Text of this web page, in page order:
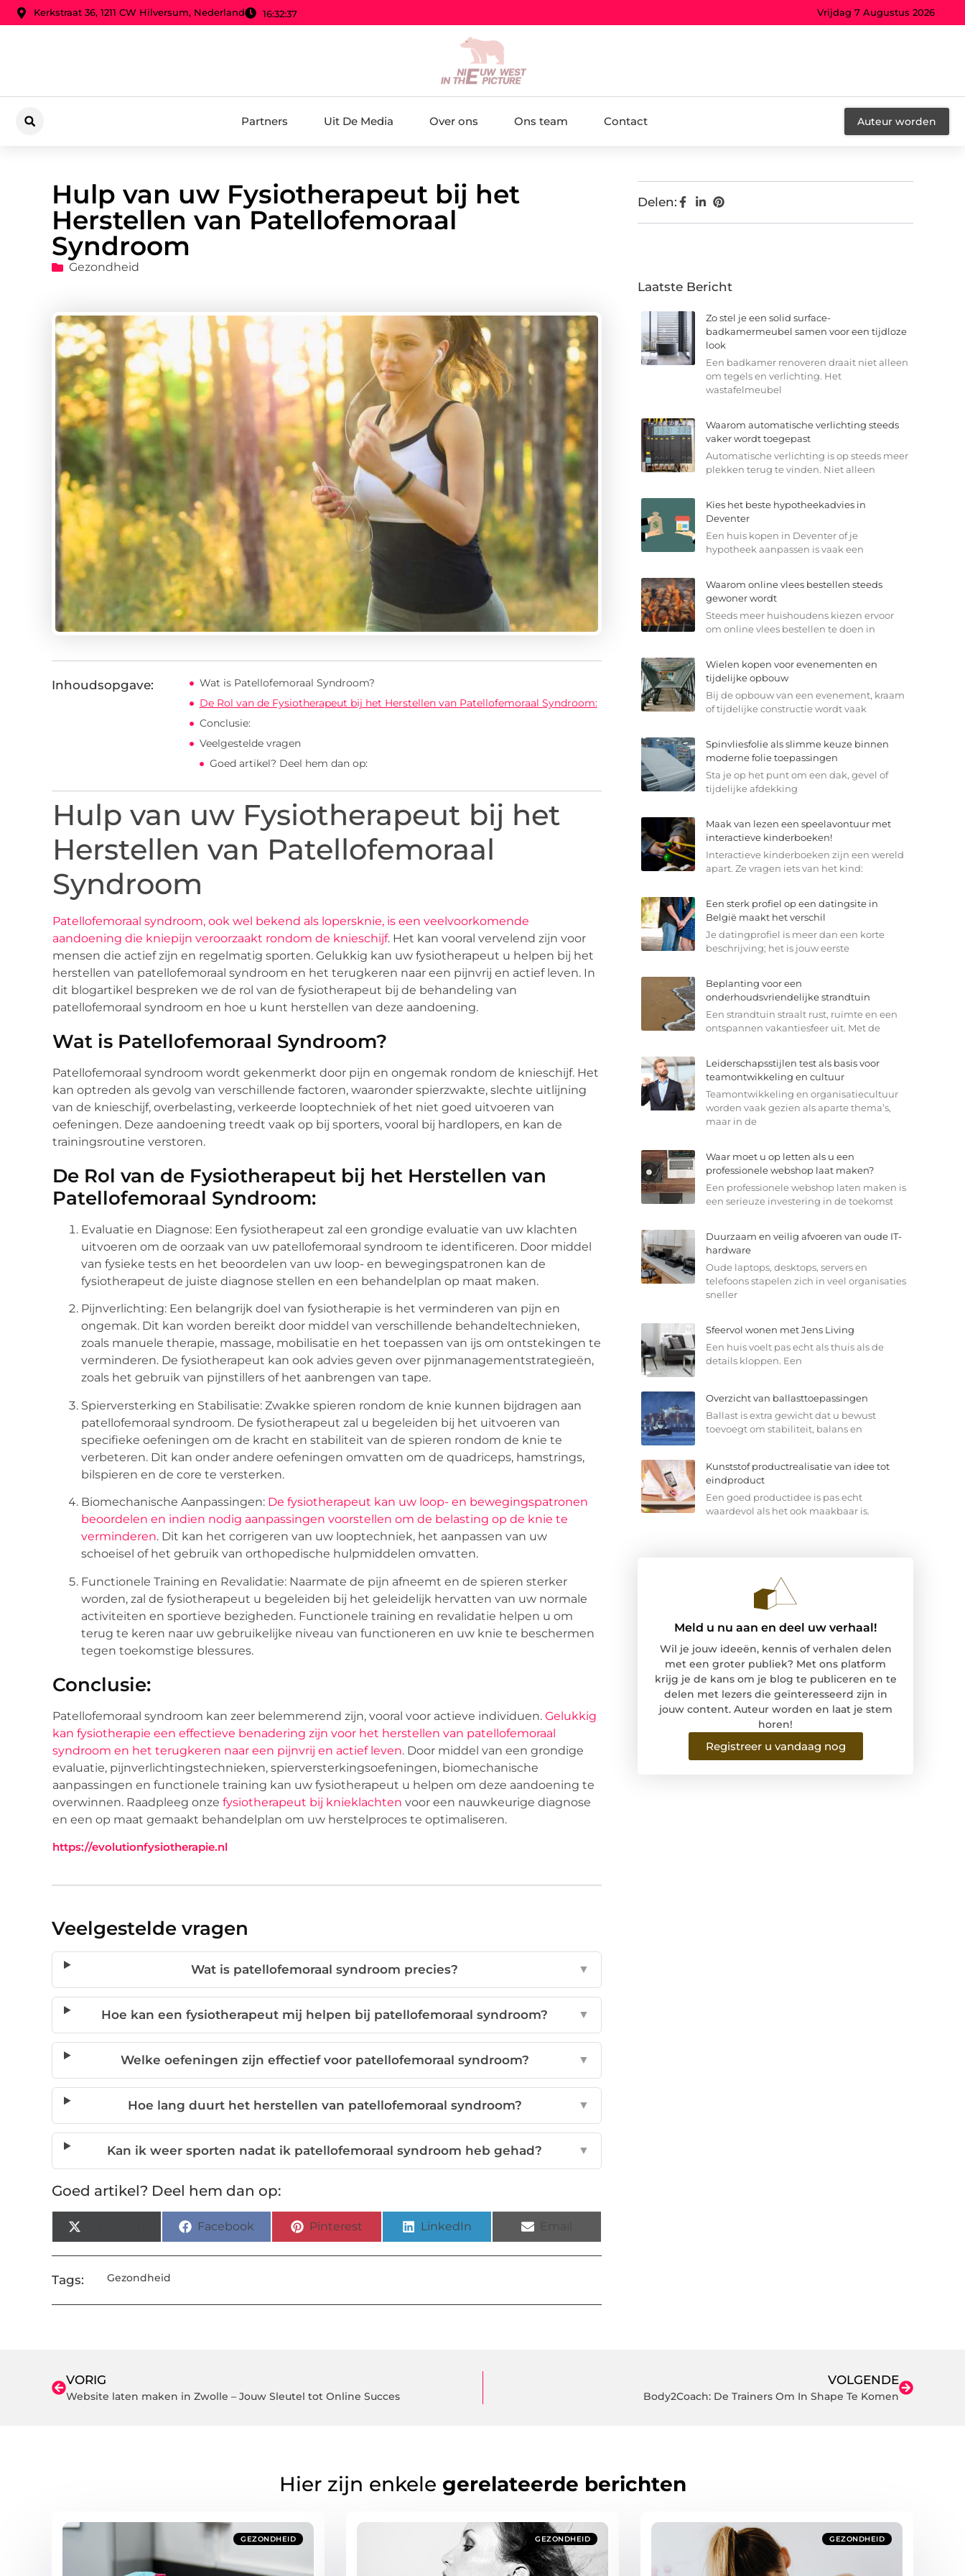
Kerkstraat 36, 1211 CW Hilversum, Nederland 16:32:39 Vrijdag 7 Augustus 2026
Partners Uit De Media Over ons Ons team Contact Auteur worden
Hulp van uw Fysiotherapeut bij het
Herstellen van Patellofemoraal
Syndroom
Gezondheid
Inhoudsopgave:
Wat is Patellofemoraal Syndroom?
De Rol van de Fysiotherapeut bij het Herstellen van Patellofemoraal Syndroom:
Conclusie:
Veelgestelde vragen
Goed artikel? Deel hem dan op:
Hulp van uw Fysiotherapeut bij het
Herstellen van Patellofemoraal
Syndroom
Patellofemoraal syndroom, ook wel bekend als lopersknie, is een veelvoorkomende
aandoening die kniepijn veroorzaakt rondom de knieschijf. Het kan vooral vervelend zijn voor
mensen die actief zijn en regelmatig sporten. Gelukkig kan uw fysiotherapeut u helpen bij het
herstellen van patellofemoraal syndroom en het terugkeren naar een pijnvrij en actief leven. In
dit blogartikel bespreken we de rol van de fysiotherapeut bij de behandeling van
patellofemoraal syndroom en hoe u kunt herstellen van deze aandoening.
Wat is Patellofemoraal Syndroom?
Patellofemoraal syndroom wordt gekenmerkt door pijn en ongemak rondom de knieschijf. Het
kan optreden als gevolg van verschillende factoren, waaronder spierzwakte, slechte uitlijning
van de knieschijf, overbelasting, verkeerde looptechniek of het niet goed uitvoeren van
oefeningen. Deze aandoening treedt vaak op bij sporters, vooral bij hardlopers, en kan de
trainingsroutine verstoren.
De Rol van de Fysiotherapeut bij het Herstellen van
Patellofemoraal Syndroom:
Evaluatie en Diagnose: Een fysiotherapeut zal een grondige evaluatie van uw klachten
uitvoeren om de oorzaak van uw patellofemoraal syndroom te identificeren. Door middel
van fysieke tests en het beoordelen van uw loop- en bewegingspatronen kan de
fysiotherapeut de juiste diagnose stellen en een behandelplan op maat maken.
Pijnverlichting: Een belangrijk doel van fysiotherapie is het verminderen van pijn en
ongemak. Dit kan worden bereikt door middel van verschillende behandeltechnieken,
zoals manuele therapie, massage, mobilisatie en het toepassen van ijs om ontstekingen te
verminderen. De fysiotherapeut kan ook advies geven over pijnmanagementstrategieën,
zoals het gebruik van pijnstillers of het aanbrengen van tape.
Spierversterking en Stabilisatie: Zwakke spieren rondom de knie kunnen bijdragen aan
patellofemoraal syndroom. De fysiotherapeut zal u begeleiden bij het uitvoeren van
specifieke oefeningen om de kracht en stabiliteit van de spieren rondom de knie te
verbeteren. Dit kan onder andere oefeningen omvatten om de quadriceps, hamstrings,
bilspieren en de core te versterken.
Biomechanische Aanpassingen: De fysiotherapeut kan uw loop- en bewegingspatronen
beoordelen en indien nodig aanpassingen voorstellen om de belasting op de knie te
verminderen. Dit kan het corrigeren van uw looptechniek, het aanpassen van uw
schoeisel of het gebruik van orthopedische hulpmiddelen omvatten.
Functionele Training en Revalidatie: Naarmate de pijn afneemt en de spieren sterker
worden, zal de fysiotherapeut u begeleiden bij het geleidelijk hervatten van uw normale
activiteiten en sportieve bezigheden. Functionele training en revalidatie helpen u om
terug te keren naar uw gebruikelijke niveau van functioneren en uw knie te beschermen
tegen toekomstige blessures.
Conclusie:
Patellofemoraal syndroom kan zeer belemmerend zijn, vooral voor actieve individuen. Gelukkig
kan fysiotherapie een effectieve benadering zijn voor het herstellen van patellofemoraal
syndroom en het terugkeren naar een pijnvrij en actief leven. Door middel van een grondige
evaluatie, pijnverlichtingstechnieken, spierversterkingsoefeningen, biomechanische
aanpassingen en functionele training kan uw fysiotherapeut u helpen om deze aandoening te
overwinnen. Raadpleeg onze fysiotherapeut bij knieklachten voor een nauwkeurige diagnose
en een op maat gemaakt behandelplan om uw herstelproces te optimaliseren.
https://evolutionfysiotherapie.nl
Veelgestelde vragen
Wat is patellofemoraal syndroom precies? ▼
Hoe kan een fysiotherapeut mij helpen bij patellofemoraal syndroom? ▼
Welke oefeningen zijn effectief voor patellofemoraal syndroom? ▼
Hoe lang duurt het herstellen van patellofemoraal syndroom? ▼
Kan ik weer sporten nadat ik patellofemoraal syndroom heb gehad? ▼
Goed artikel? Deel hem dan op:
Facebook Pinterest LinkedIn
Tags: Gezondheid
Delen:
Laatste Bericht
Zo stel je een solid surface-
badkamermeubel samen voor een tijdloze
look
Een badkamer renoveren draait niet alleen
om tegels en verlichting. Het
wastafelmeubel
Waarom automatische verlichting steeds
vaker wordt toegepast
Automatische verlichting is op steeds meer
plekken terug te vinden. Niet alleen
Kies het beste hypotheekadvies in
Deventer
Een huis kopen in Deventer of je
hypotheek aanpassen is vaak een
Waarom online vlees bestellen steeds
gewoner wordt
Steeds meer huishoudens kiezen ervoor
om online vlees bestellen te doen in
Wielen kopen voor evenementen en
tijdelijke opbouw
Bij de opbouw van een evenement, kraam
of tijdelijke constructie wordt vaak
Spinvliesfolie als slimme keuze binnen
moderne folie toepassingen
Sta je op het punt om een dak, gevel of
tijdelijke afdekking
Maak van lezen een speelavontuur met
interactieve kinderboeken!
Interactieve kinderboeken zijn een wereld
apart. Ze vragen iets van het kind:
Een sterk profiel op een datingsite in
België maakt het verschil
Je datingprofiel is meer dan een korte
beschrijving; het is jouw eerste
Beplanting voor een
onderhoudsvriendelijke strandtuin
Een strandtuin straalt rust, ruimte en een
ontspannen vakantiesfeer uit. Met de
Leiderschapsstijlen test als basis voor
teamontwikkeling en cultuur
Teamontwikkeling en organisatiecultuur
worden vaak gezien als aparte thema’s,
maar in de
Waar moet u op letten als u een
professionele webshop laat maken?
Een professionele webshop laten maken is
een serieuze investering in de toekomst
Duurzaam en veilig afvoeren van oude IT-
hardware
Oude laptops, desktops, servers en
telefoons stapelen zich in veel organisaties
sneller
Sfeervol wonen met Jens Living
Een huis voelt pas echt als thuis als de
details kloppen. Een
Overzicht van ballasttoepassingen
Ballast is extra gewicht dat u bewust
toevoegt om stabiliteit, balans en
Kunststof productrealisatie van idee tot
eindproduct
Een goed productidee is pas echt
waardevol als het ook maakbaar is.
Meld u nu aan en deel uw verhaal!
Wil je jouw ideeën, kennis of verhalen delen
met een groter publiek? Met ons platform
krijg je de kans om je blog te publiceren en te
delen met lezers die geïnteresseerd zijn in
jouw content. Auteur worden en laat je stem
horen!
Registreer u vandaag nog
VORIG
Website laten maken in Zwolle – Jouw Sleutel tot Online Succes
VOLGENDE
Body2Coach: De Trainers Om In Shape Te Komen
Hier zijn enkele gerelateerde berichten
GEZONDHEID GEZONDHEID GEZONDHEID